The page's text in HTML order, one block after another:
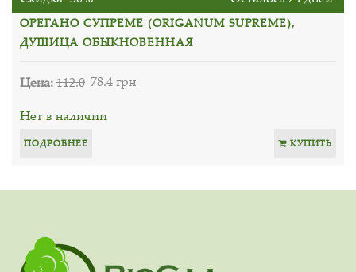
ОРЕГАНО СУПРЕМЕ (ORIGANUM SUPREME),
ДУШИЦА ОБЫКНОВЕННАЯ
Цена:112.0 78.4 грн
Нет в наличии
ПОДРОБНЕЕ КУПИТЬ